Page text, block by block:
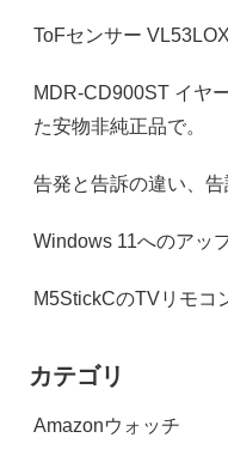
ToFセンサー
MDR-CD900ST イヤ
た安物非純正品で。
告発と告訴の違い、
Windows 11へのアッ
M5StickCのTVリモコ
カテゴリ
Amazonウォッチ